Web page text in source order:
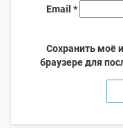
Email *
Сохранить моё
браузере для